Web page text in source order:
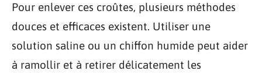
Pour enlever ces croûtes, plusieurs méthodes
douces et efficaces existent. Utiliser une
solution saline ou un chiffon humide peut aider
à ramollir et à retirer délicatement les